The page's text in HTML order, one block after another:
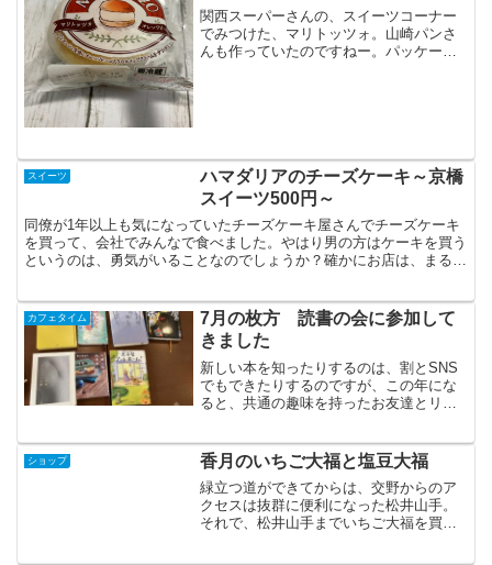
関西スーパーさんの、スイーツコーナー
でみつけた、マリトッツォ。山崎パンさ
んも作っていたのですねー。パッケージ
スイーツ
ハマダリアのチーズケーキ～京橋
スイーツ500円～
同僚が1年以上も気になっていたチーズケーキ屋さんでチーズケーキ
を買って、会社でみんなで食べました。やはり男の方はケーキを買う
というのは、勇気がいることなのでしょうか？確かにお店は、まるで
カフェタイム
7月の枚方 読書の会に参加して
きました
新しい本を知ったりするのは、割とSNS
でもできたりするのですが、この年にな
ると、共通の趣味を持ったお友達とリア
開き続けているのが、枚方 読書の会。
一時期、大阪を離れて...
ショップ 香月のいちご大福と塩豆大福
緑立つ道ができてからは、交野からのア
クセスは抜群に便利になった松井山手。
それで、松井山手までいちご大福を買い